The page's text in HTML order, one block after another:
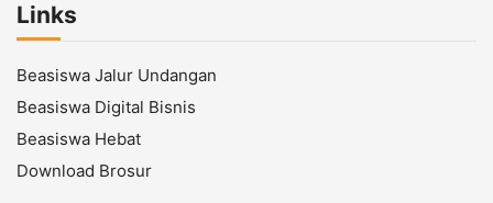
Links
Beasiswa Jalur Undangan
Beasiswa Digital Bisnis
Beasiswa Hebat
Download Brosur